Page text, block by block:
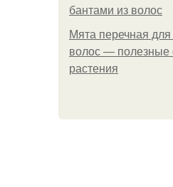
бантами из волос
Мята перечная
волос — полезные
растения